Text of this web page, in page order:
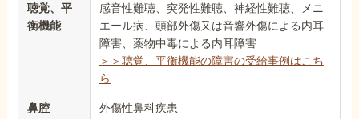
聴覚、平
衡機能
感音性難聴、突発性難聴、神経性難聴、メニ
エール病、頭部外傷又は音響外傷による内耳
障害、薬物中毒による内耳障害
＞＞聴覚、平衡機能の障害の受給事例はこち
ら
鼻腔 外傷性鼻科疾患